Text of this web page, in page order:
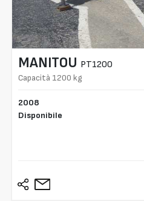
MANITOU PT1200
Capacità 1200 kg
2008
Disponibile